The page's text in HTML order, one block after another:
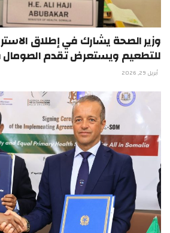
وزير الصحة يشارك في إطلاق
للتطعيم ويستعرض تقدم
أبريل 29, 2026